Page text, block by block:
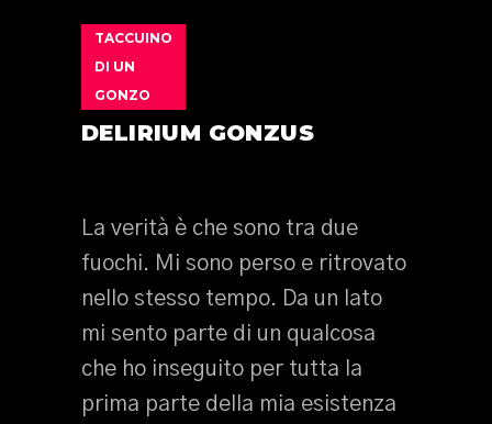
TACCUINO
DI UN
GONZO
DELIRIUM GONZUS
La verità è che sono tra due
fuochi. Mi sono perso e ritrovato
nello stesso tempo. Da un lato
mi sento parte di un qualcosa
che ho inseguito per tutta la
prima parte della mia esistenza